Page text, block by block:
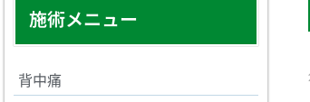
施術メニュー
背中痛